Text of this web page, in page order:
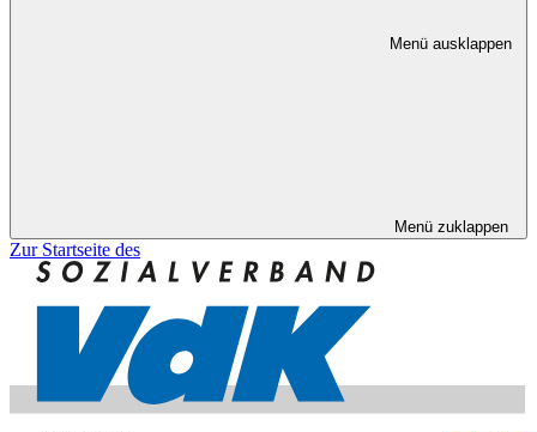
Menü ausklappen
Menü zuklappen
Zur Startseite des